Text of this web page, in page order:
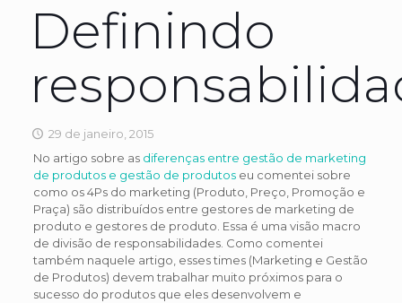
Definindo
29 de janeiro, 2015
No artigo sobre as diferenças entre gestão de marketing
de produtos e gestão de produtoseu comentei sobre
como os 4Ps do marketing (Produto, Preço, Promoção e
Praça) são distribuídos entre gestores de marketing de
produto e gestores de produto. Essa é uma visão macro
de divisão de responsabilidades. Como comentei
também naquele artigo, esses times (Marketing e Gestão
de Produtos) devem trabalhar muito próximos para o
sucesso do produtos que eles desenvolvem e